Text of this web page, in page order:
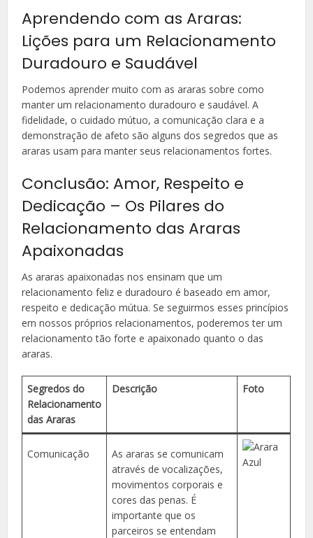
Aprendendo com as Araras:
Lições para um Relacionamento
Duradouro e Saudável
Podemos aprender muito com as araras sobre como
manter um relacionamento duradouro e saudável. A
fidelidade, o cuidado mútuo, a comunicação clara e a
demonstração de afeto são alguns dos segredos que as
araras usam para manter seus relacionamentos fortes.
Conclusão: Amor, Respeito e
Dedicação – Os Pilares do
Relacionamento das Araras
Apaixonadas
As araras apaixonadas nos ensinam que um
relacionamento feliz e duradouro é baseado em amor,
respeito e dedicação mútua. Se seguirmos esses princípios
em nossos próprios relacionamentos, poderemos ter um
relacionamento tão forte e apaixonado quanto o das
araras.
Segredos do
Relacionamento
das Araras
Descrição Foto
Comunicação
As araras se comunicam
através de vocalizações,
movimentos corporais e
cores das penas. É
importante que os
parceiros se entendam